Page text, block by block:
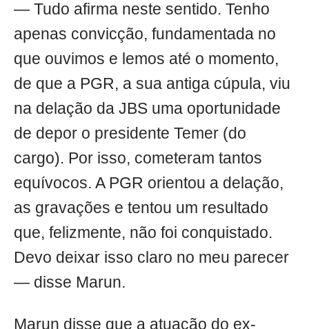
— Tudo afirma neste sentido. Tenho
apenas convicção, fundamentada no
que ouvimos e lemos até o momento,
de que a PGR, a sua antiga cúpula, viu
na delação da JBS uma oportunidade
de depor o presidente Temer (do
cargo). Por isso, cometeram tantos
equívocos. A PGR orientou a delação,
as gravações e tentou um resultado
que, felizmente, não foi conquistado.
Devo deixar isso claro no meu parecer
— disse Marun.
Marun disse que a atuação do ex-